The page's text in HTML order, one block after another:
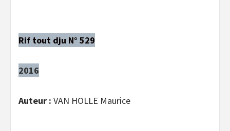
Rif tout dju N° 529
2016
Auteur : VAN HOLLE Maurice